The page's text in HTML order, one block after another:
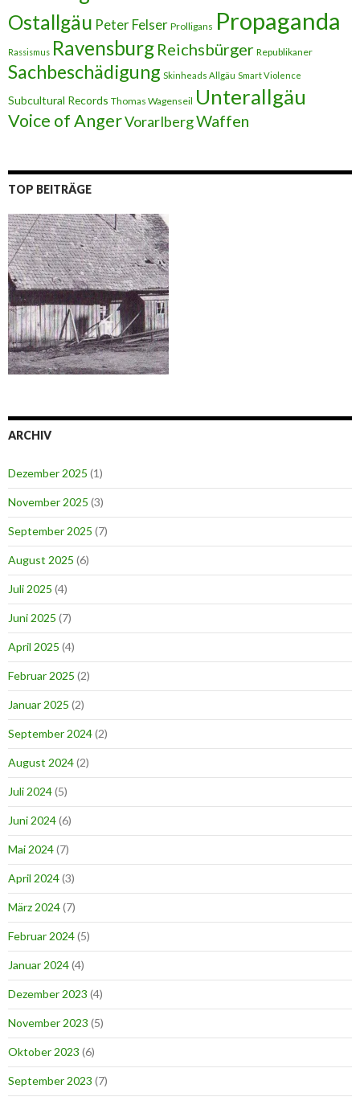
Ostallgäu Peter Felser Prolligans Propaganda
Rassismus Ravensburg Reichsbürger Republikaner
Sachbeschädigung Skinheads Allgäu Smart Violence
Subcultural Records Thomas Wagenseil Unterallgäu
Voice of AngerVorarlbergWaffen
TOP BEITRÄGE
ARCHIV
Dezember 2025 (1)
November 2025 (3)
September 2025 (7)
August 2025 (6)
Juli 2025 (4)
Juni 2025 (7)
April 2025 (4)
Februar 2025 (2)
Januar 2025 (2)
September 2024(2)
August 2024(2)
Juli 2024(5)
Juni 2024(6)
Mai 2024(7)
April 2024(3)
März 2024(7)
Februar 2024(5)
Januar 2024(4)
Dezember 2023 (4)
November 2023 (5)
Oktober 2023 (6)
September 2023 (7)